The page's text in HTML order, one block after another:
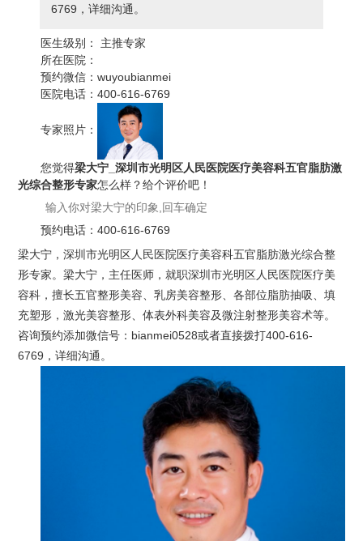
6769，详细沟通。
医生级别：
主推专家
所在医院：
预约微信：wuyoubianmei
医院电话：400-616-6769
专家照片：
您觉得梁大宁_深圳市光明区人民医院医疗美容科五官脂肪激
光综合整形专家怎么样？给个评价吧！
预约电话：400-616-6769
梁大宁，深圳市光明区人民医院医疗美容科五官脂肪激光综合整
形专家。梁大宁，主任医师，就职深圳市光明区人民医院医疗美
容科，擅长五官整形美容、乳房美容整形、各部位脂肪抽吸、填
充塑形，激光美容整形、体表外科美容及微注射整形美容术等。
咨询预约添加微信号：bianmei0528或者直接拨打400-616-
6769，详细沟通。